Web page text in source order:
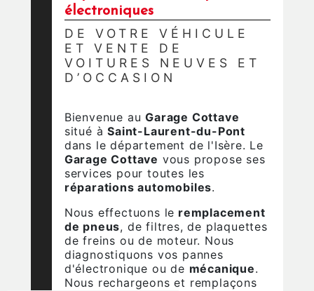
électroniques
DE VOTRE VÉHICULE
ET VENTE DE
VOITURES NEUVES ET
D’OCCASION
Bienvenue auGarage Cottave
situé àSaint-Laurent-du-Pont
dans le département de l'Isère. Le
Garage Cottave vous propose ses
services pour toutes les
réparations automobiles.
Nous effectuons le remplacement
de pneus, de filtres, de plaquettes
de freins ou de moteur. Nous
diagnostiquons vos pannes
d'électronique ou de mécanique.
Nous rechargeons et remplaçons